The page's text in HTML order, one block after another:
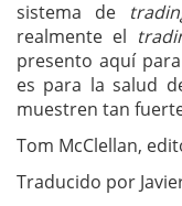
sistema de
realmente el
presento aquí
es para la salud
muestren tan
Tom McClellan,
Traducido por